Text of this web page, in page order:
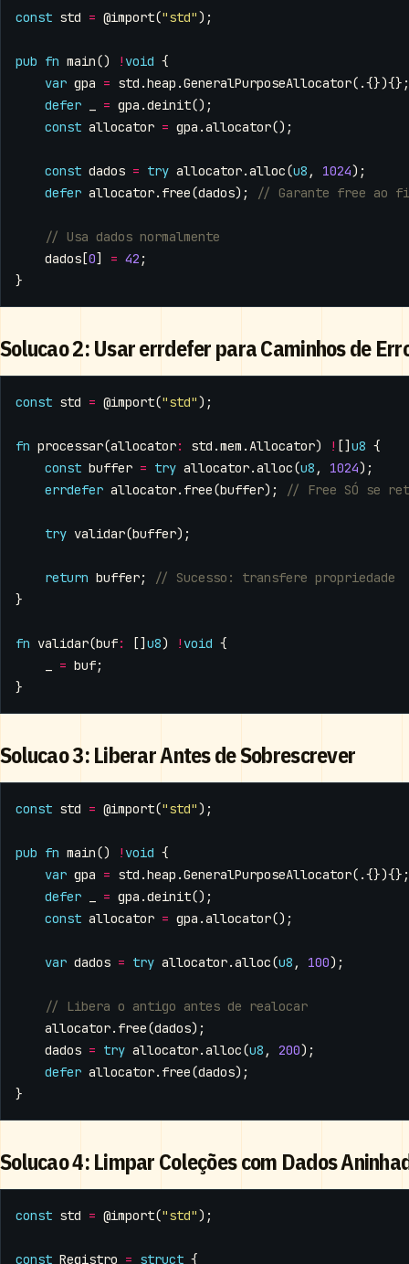
const std = @import("std");
pub fn main() ! void {
var gpa = std .heap .GeneralPurposeAllocator(.{}){};
defer
= gpa .deinit();
const allocator = gpa .allocator();
const dados = try allocator.alloc(u8 , 1024);
defer allocator. free(dados);
dados [0] = 42 ;
}
Solucao 2: Usar errdefer para Caminhos de
const std = @import("std");
fn processar(allocator: std .mem . Allocator) ! [] u8 {
const buffer = try allocator.alloc(u8 , 1024);
errdefer allocator. free(buffer);
try validar(buffer);
return buffer;
}
fn validar(buf: [] u8) ! void {
= buf;
}
Solucao 3: Liberar Antes de Sobrescrever
const std = @import("std");
pub fn main() ! void {
var gpa = std .heap .GeneralPurposeAllocator(.{}){};
defer
= gpa .deinit();
const allocator = gpa .allocator();
var dados = try allocator.alloc(u8 , 100);
allocator. free(dados);
dados = try allocator.alloc(u8 , 200);
defer allocator. free(dados);
}
Solucao 4: Limpar Coleções com Dados
const std = @import("std");
const Registro = struct {